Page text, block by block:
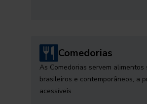
Comedorias
As Comedorias servem alimentos
brasileiros e contemporâneos, a
acessíveis